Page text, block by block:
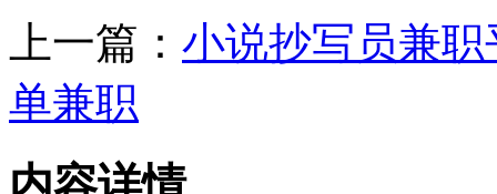
上一篇： 小说抄写员兼职
单兼职